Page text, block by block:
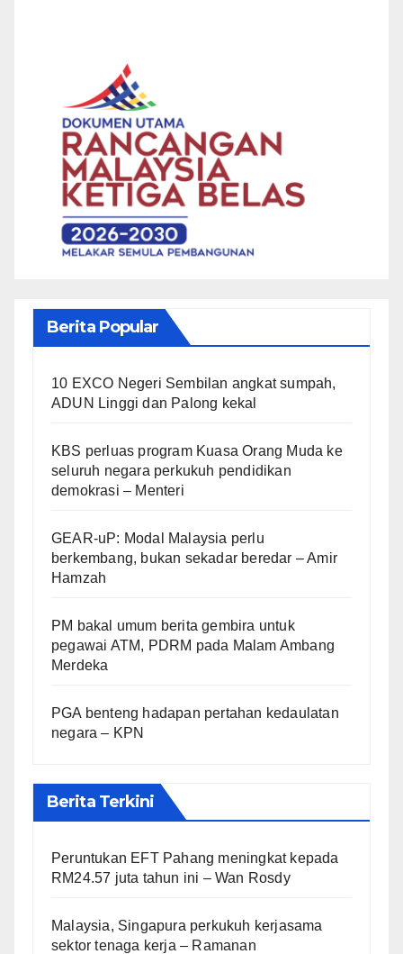
Berita Popular
10 EXCO Negeri Sembilan angkat sumpah,
ADUN Linggi dan Palong kekal
KBS perluas program Kuasa Orang Muda ke
seluruh negara perkukuh pendidikan
demokrasi – Menteri
GEAR-uP: Modal Malaysia perlu
berkembang, bukan sekadar beredar – Amir
Hamzah
PM bakal umum berita gembira untuk
pegawai ATM, PDRM pada Malam Ambang
Merdeka
PGA benteng hadapan pertahan kedaulatan
negara – KPN
Berita Terkini
Peruntukan EFT Pahang meningkat kepada
RM24.57 juta tahun ini – Wan Rosdy
Malaysia, Singapura perkukuh kerjasama
sektor tenaga kerja – Ramanan